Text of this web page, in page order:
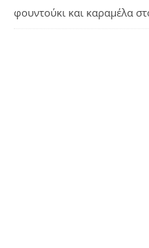
φουντούκι και καραμέλα